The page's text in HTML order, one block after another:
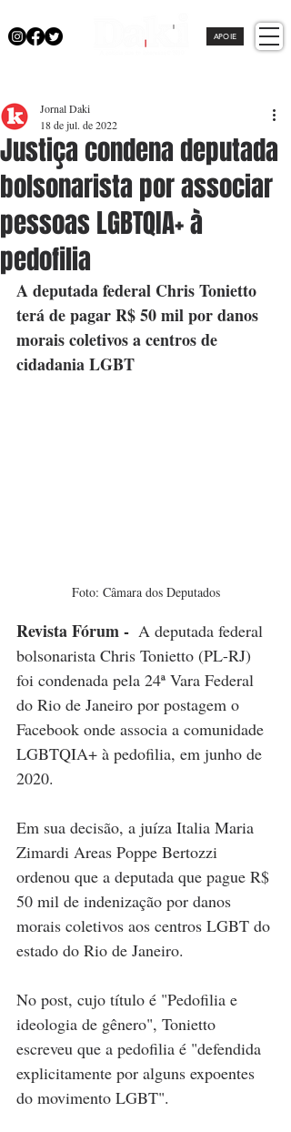
APOIE
Justiça condena deputada
bolsonarista por associar
pessoas LGBTQIA+ à
pedofilia
Jornal Daki
18 de jul. de 2022
A deputada federal Chris Tonietto
terá de pagar R$ 50 mil por danos
morais coletivos a centros de
cidadania LGBT
Foto: Câmara dos Deputados
Revista Fórum - A deputada federal
bolsonarista Chris Tonietto (PL-RJ)
foi condenada pela 24ª Vara Federal
do Rio de Janeiro por postagem o
Facebook onde associa a comunidade
LGBTQIA+ à pedofilia, em junho de
2020.
Em sua decisão, a juíza Italia Maria
Zimardi Areas Poppe Bertozzi
ordenou que a deputada que pague R$
50 mil de indenização por danos
morais coletivos aos centros LGBT do
estado do Rio de Janeiro.
No post, cujo título é "Pedofilia e
ideologia de gênero", Tonietto
escreveu que a pedofilia é "defendida
explicitamente por alguns expoentes
do movimento LGBT".